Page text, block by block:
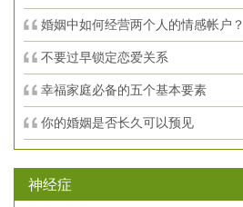
婚姻中如何经营两个人的情感帐户？
不要过早锁定恋爱关系
幸福家庭必备的五个基本要素
你的婚姻是否长久可以预见
神经症